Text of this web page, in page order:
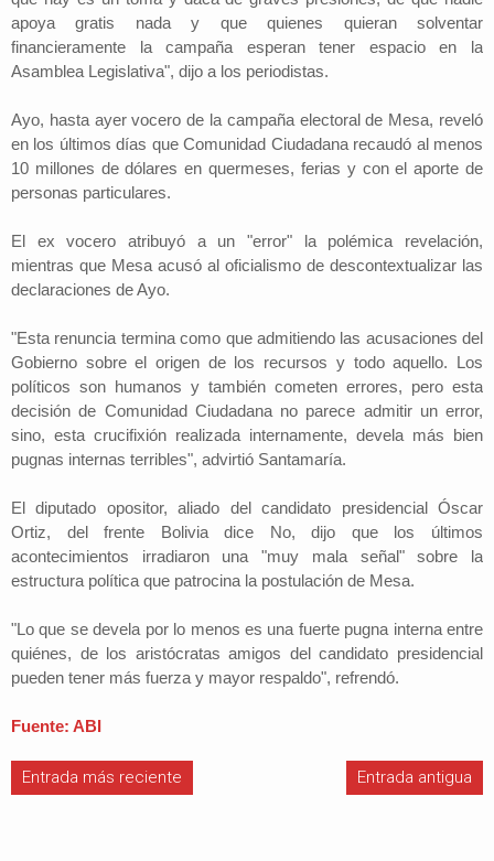
apoya gratis nada y que quienes quieran solventar
financieramente la campaña esperan tener espacio en la
Asamblea Legislativa", dijo a los periodistas.
Ayo, hasta ayer vocero de la campaña electoral de Mesa, reveló
en los últimos días que Comunidad Ciudadana recaudó al menos
10 millones de dólares en quermeses, ferias y con el aporte de
personas particulares.
El ex vocero atribuyó a un "error" la polémica revelación,
mientras que Mesa acusó al oficialismo de descontextualizar las
declaraciones de Ayo.
"Esta renuncia termina como que admitiendo las acusaciones del
Gobierno sobre el origen de los recursos y todo aquello. Los
políticos son humanos y también cometen errores, pero esta
decisión de Comunidad Ciudadana no parece admitir un error,
sino, esta crucifixión realizada internamente, devela más bien
pugnas internas terribles", advirtió Santamaría.
El diputado opositor, aliado del candidato presidencial Óscar
Ortiz, del frente Bolivia dice No, dijo que los últimos
acontecimientos irradiaron una "muy mala señal" sobre la
estructura política que patrocina la postulación de Mesa.
"Lo que se devela por lo menos es una fuerte pugna interna entre
quiénes, de los aristócratas amigos del candidato presidencial
pueden tener más fuerza y mayor respaldo", refrendó.
Fuente: ABI
Entrada más reciente Entrada antigua